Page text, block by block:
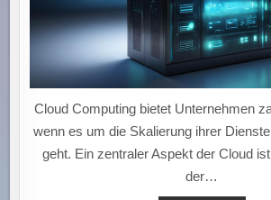
Cloud Computing bietet Unternehmen
wenn es um die Skalierung ihrer
geht. Ein zentraler Aspekt der Cloud
der…